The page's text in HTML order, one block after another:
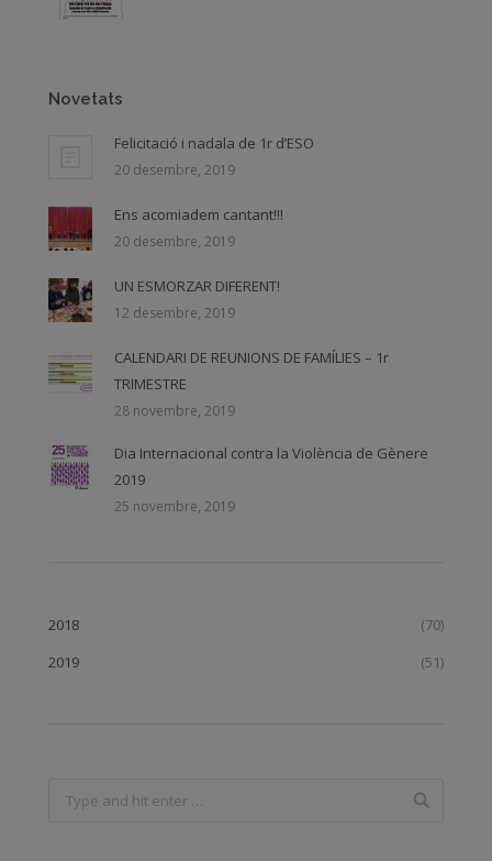
Novetats
Felicitació i nadala de 1r d’ESO
20 desembre, 2019
Ens acomiadem cantant!!!
20 desembre, 2019
UN ESMORZAR DIFERENT!
12 desembre, 2019
CALENDARI DE REUNIONS DE FAMÍLIES – 1r
TRIMESTRE
28 novembre, 2019
Dia Internacional contra la Violència de Gènere
2019
25 novembre, 2019
2018
(70)
2019
(51)